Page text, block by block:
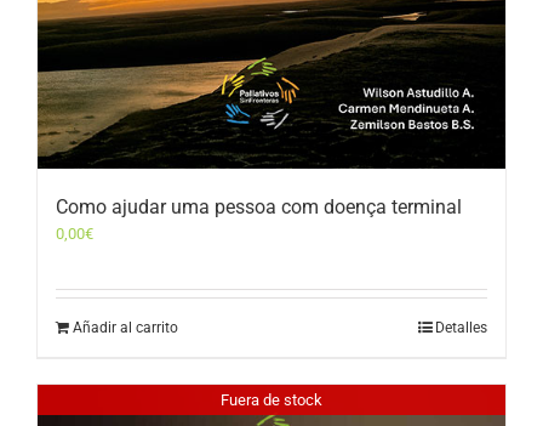
Como ajudar uma pessoa com doença terminal
0,00€
Añadir al carrito Detalles
Fuera de stock